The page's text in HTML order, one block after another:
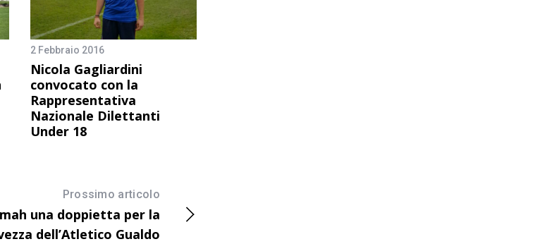
2 Febbraio 2016
Nicola Gagliardini
convocato con la
Rappresentativa
Nazionale Dilettanti
Under 18
Prossimo articolo
una doppietta per la
dell’Atletico Gualdo